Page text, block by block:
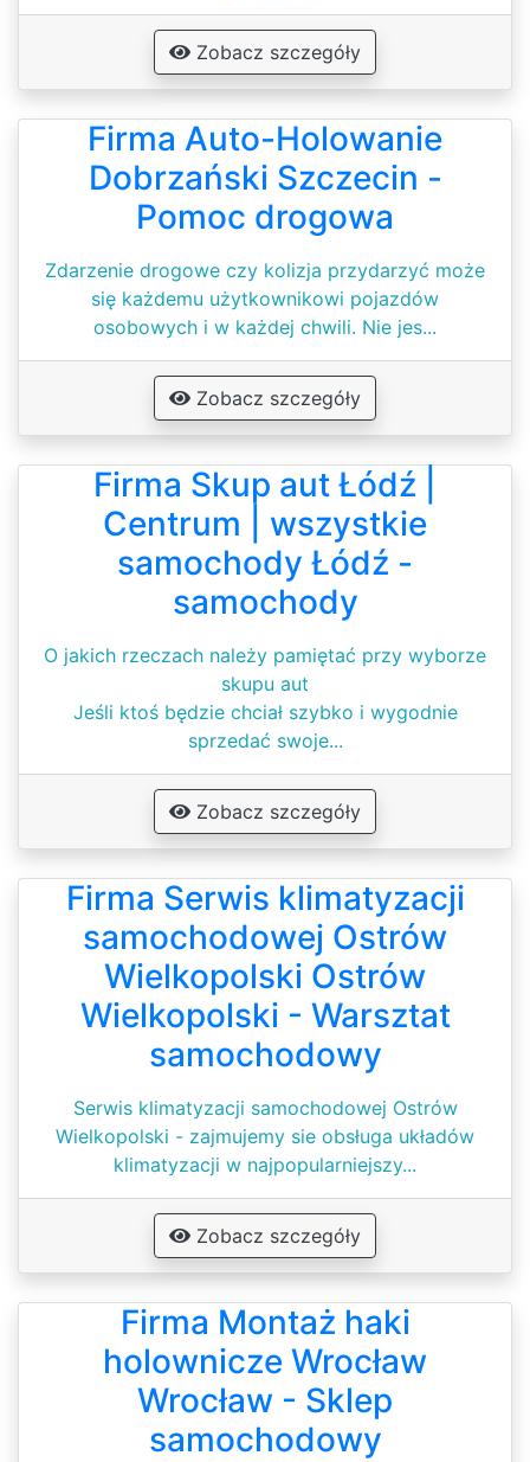
Zobacz szczegóły
Firma Auto-Holowanie
Dobrzański Szczecin -
Pomoc drogowa
Zdarzenie drogowe czy kolizja przydarzyć może
się każdemu użytkownikowi pojazdów
osobowych i w każdej chwili. Nie jes...
Zobacz szczegóły
Firma Skup aut Łódź |
Centrum | wszystkie
samochody Łódź -
samochody
O jakich rzeczach należy pamiętać przy wyborze
skupu aut
Jeśli ktoś będzie chciał szybko i wygodnie
sprzedać swoje...
Zobacz szczegóły
Firma Serwis klimatyzacji
samochodowej Ostrów
Wielkopolski Ostrów
Wielkopolski - Warsztat
samochodowy
Serwis klimatyzacji samochodowej Ostrów
Wielkopolski - zajmujemy sie obsługa układów
klimatyzacji w najpopularniejszy...
Zobacz szczegóły
Firma Montaż haki
holownicze Wrocław
Wrocław - Sklep
samochodowy